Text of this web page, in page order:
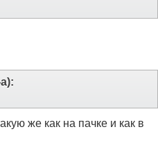
же как на пачке и как в